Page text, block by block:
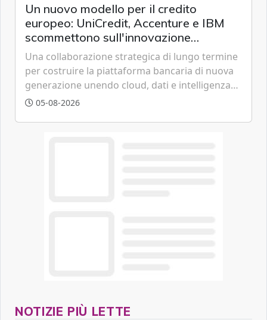
Un nuovo modello per il credito
europeo: UniCredit, Accenture e IBM
scommettono sull'innovazione
tecnologica
Una collaborazione strategica di lungo termine
per costruire la piattaforma bancaria di nuova
generazione unendo cloud, dati e intelligenza
artificiale.
05-08-2026
NOTIZIE PIÙ LETTE